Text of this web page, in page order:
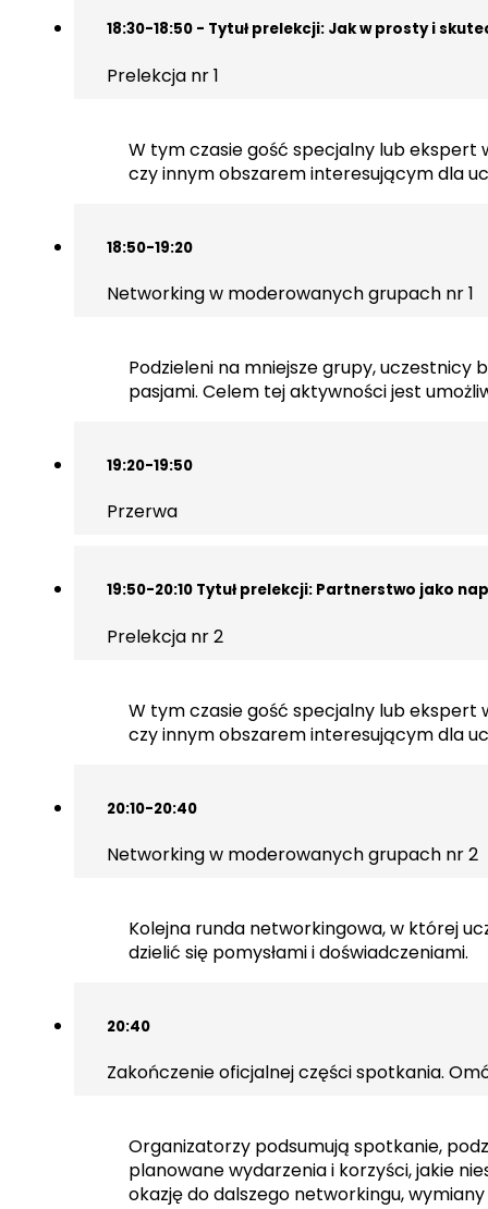
18:30-18:50 - Tytuł prelekcji: Jak w prosty i
Prelekcja nr 1
W tym czasie gość specjalny lub
czy innym obszarem interesującym dla
18:50-19:20
Networking w moderowanych grupach nr 1
Podzieleni na mniejsze grupy,
pasjami. Celem tej aktywności jest
19:20-19:50
Przerwa
19:50-20:10 Tytuł prelekcji: Partnerstwo jako
Prelekcja nr 2
W tym czasie gość specjalny lub
czy innym obszarem interesującym dla
20:10-20:40
Networking w moderowanych grupach nr 2
Kolejna runda networkingowa, w której
dzielić się pomysłami i doświadczeniami.
20:40
Zakończenie oficjalnej części spotkania.
Organizatorzy podsumują spotkanie,
planowane wydarzenia i korzyści, jakie
okazję do dalszego networkingu,